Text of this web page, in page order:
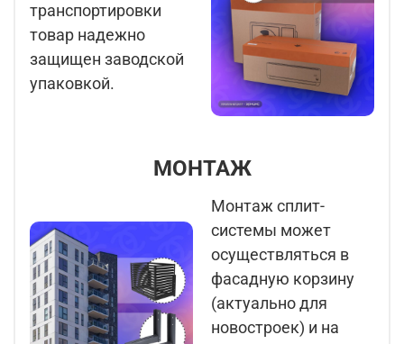
транспортировки
товар надежно
защищен заводской
упаковкой.
МОНТАЖ
Монтаж сплит-
системы может
осуществляться в
фасадную корзину
(актуально для
новостроек) и на